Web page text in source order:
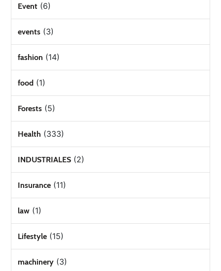
Event (6)
events (3)
fashion (14)
food (1)
Forests (5)
Health (333)
INDUSTRIALES (2)
Insurance (11)
law (1)
Lifestyle (15)
machinery (3)